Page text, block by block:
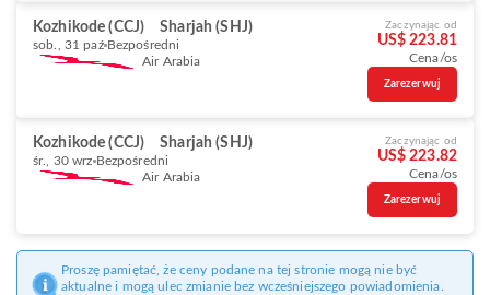
Kozhikode (CCJ) Sharjah (SHJ)
sob., 31 paź Bezpośredni
Air Arabia
Zaczynając od
US$ 223.81
Cena/os
Zarezerwuj
Kozhikode (CCJ) Sharjah (SHJ)
śr., 30 wrz Bezpośredni
Air Arabia
Zaczynając od
US$ 223.82
Cena/os
Zarezerwuj
Proszę pamiętać, że ceny podane na tej stronie mogą nie być
aktualne i mogą ulec zmianie bez wcześniejszego powiadomienia.